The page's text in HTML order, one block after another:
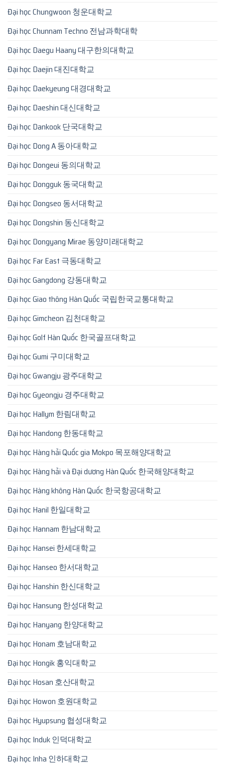
Đại học Chungwoon 청운대학교
Đại học Chunnam Techno 전남과학대학
Đại học Daegu Haany 대구한의대학교
Đại học Daejin 대진대학교
Đại học Daekyeung 대경대학교
Đại học Daeshin 대신대학교
Đại học Dankook 단국대학교
Đại học Dong A 동아대학교
Đại học Dongeui 동의대학교
Đại học Dongguk 동국대학교
Đại học Dongseo 동서대학교
Đại học Dongshin 동신대학교
Đại học Dongyang Mirae 동양미래대학교
Đại học Far East 극동대학교
Đại học Gangdong 강동대학교
Đại học Giao thông Hàn Quốc 국립한국교통대학교
Đại học Gimcheon 김천대학교
Đại học Golf Hàn Quốc 한국골프대학교
Đại học Gumi 구미대학교
Đại học Gwangju 광주대학교
Đại học Gyeongju 경주대학교
Đại học Hallym 한림대학교
Đại học Handong 한동대학교
Đại học Hàng hải Quốc gia Mokpo 목포해양대학교
Đại học Hàng hải và Đại dương Hàn Quốc 한국해양대학교
Đại học Hàng không Hàn Quốc 한국항공대학교
Đại học Hanil 한일대학교
Đại học Hannam 한남대학교
Đại học Hansei 한세대학교
Đại học Hanseo 한서대학교
Đại học Hanshin 한신대학교
Đại học Hansung 한성대학교
Đại học Hanyang 한양대학교
Đại học Honam 호남대학교
Đại học Hongik 홍익대학교
Đại học Hosan 호산대학교
Đại học Howon 호원대학교
Đại học Hyupsung 협성대학교
Đại học Induk 인덕대학교
Đại học Inha 인하대학교